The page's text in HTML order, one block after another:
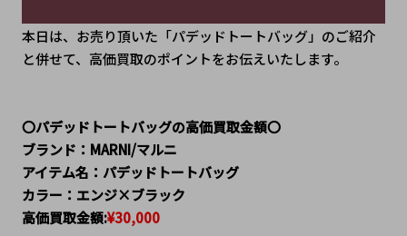
本日は、お売り頂いた「パデッドトートバッグ」のご紹介
と併せて、高価買取のポイントをお伝えいたします。
〇パデッドトートバッグの高価買取金額〇
ブランド：MARNI/マルニ
アイテム名：パデッドトートバッグ
カラー：エンジ×ブラック
高価買取金額:¥30,000